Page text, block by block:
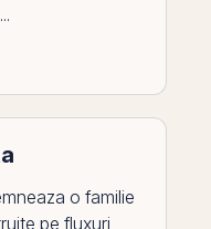
o familie
pe fluxuri